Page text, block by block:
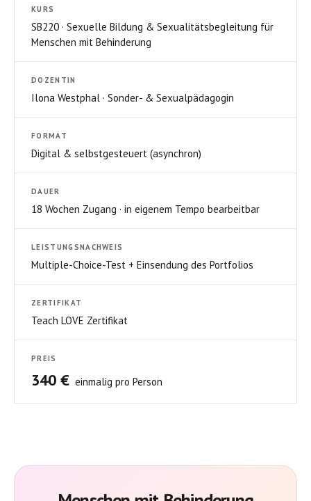
KURS
SB220 · Sexuelle Bildung & Sexualitätsbegleitung für
Menschen mit Behinderung
DOZENTIN
Ilona Westphal · Sonder- & Sexualpädagogin
FORMAT
Digital & selbstgesteuert (asynchron)
DAUER
18 Wochen Zugang · in eigenem Tempo bearbeitbar
LEISTUNGSNACHWEIS
Multiple-Choice-Test + Einsendung des Portfolios
ZERTIFIKAT
Teach LOVE Zertifikat
PREIS
340 € einmalig pro Person